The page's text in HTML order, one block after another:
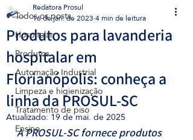
Todos os posts
Hospitalar
Produtos
Automação Industrial
Limpeza e higienização
Tratamento de piso
Ensino
Produtos para lavanderia
hospitalar em
Florianópolis: conheça a
linha da PROSUL-SC
Redatora Prosul
16 de jan. de 20234 min de leitura
Atualizado:19 de mai. de 2025
A PROSUL-SC fornece produtos